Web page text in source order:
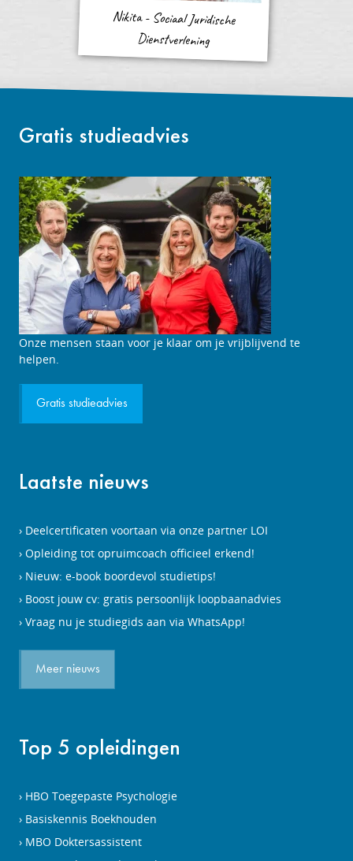
Nikita - Sociaal Juridische
Dienstverlening
Gratis studieadvies
Studieadviesgesprek
aanvragen
Onze mensen staan voor je klaar om je vrijblijvend te
helpen.
Gratis studieadvies
Laatste nieuws
Deelcertificaten voortaan via onze partner LOI
Opleiding tot opruimcoach officieel erkend!
Nieuw: e-book boordevol studietips!
Boost jouw cv: gratis persoonlijk loopbaanadvies
Vraag nu je studiegids aan via WhatsApp!
Meer nieuws
Top 5 opleidingen
HBO Toegepaste Psychologie
Basiskennis Boekhouden
MBO Doktersassistent